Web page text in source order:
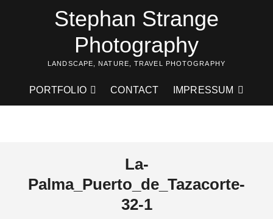
Stephan Strange
Photography
LANDSCAPE, NATURE, TRAVEL PHOTOGRAPHY
PORTFOLIO CONTACT IMPRESSUM
La-
Palma_Puerto_de_Tazacorte-
32-1